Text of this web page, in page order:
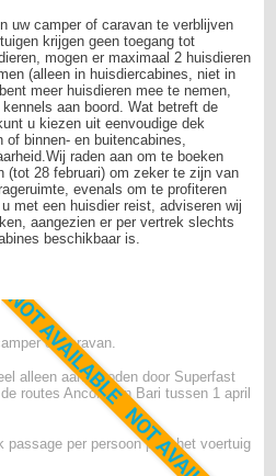
uw camper of caravan te verblijven
krijgen geen toegang tot
mogen er maximaal 2 huisdieren
(alleen in huisdiercabines, niet in
meer huisdieren mee te nemen,
aan boord. Wat betreft de
u kiezen uit eenvoudige dek
binnen- en buitencabines,
raden aan om te boeken
(tot 28 februari) om zeker te zijn van
evenals om te profiteren
met een huisdier reist, adviseren wij
aangezien er per vertrek slechts
beschikbaar is.
of caravan.
alleen aangeboden door Superfast
routes Ancona en Bari tussen 1 april
passage per persoon plus het voertuig